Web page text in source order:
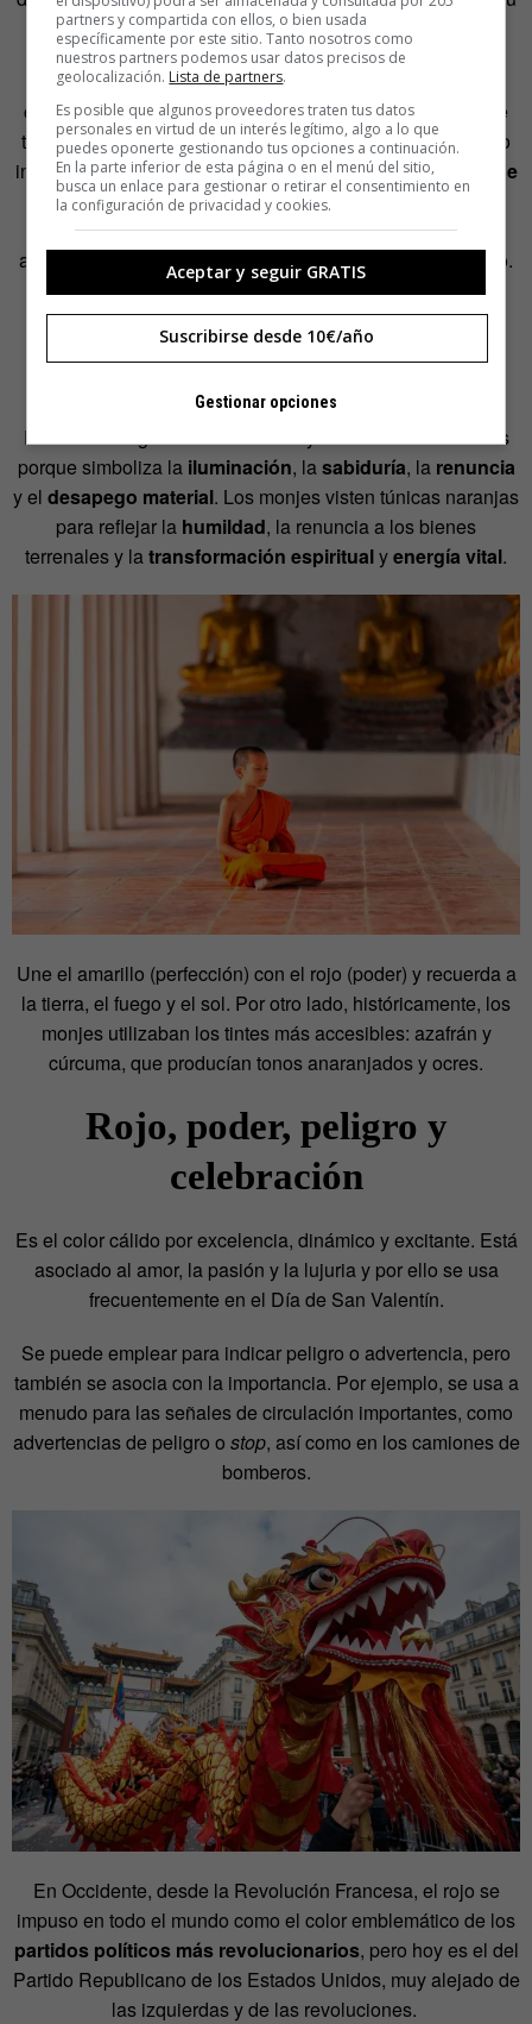
carga cultural es muyambivalente
Poro otro lado, el color amarillo es muy común en los
carteles depelículas independientesy de autor
, ya que
transmite sensación de bajos presupuestos, originalidad o
incluso locura. Y también en carteles declásicos o cine de
culto,buscando generar impacto visual y una estética
distintiva que capta la atención. Poco a poco, esta
asociación va calando en nuestro subconsciente colectivo.
Naranja, espiritualidad y
renuncia
Es el color sagrado delbudismoy elhinduismo. Esto es
porque simboliza la iluminación, lasabiduría, la renuncia
y el desapego material. Los monjes visten túnicas naranjas
para reflejar la humildad, la renuncia a los bienes
terrenales y latransformación espiritualyenergía vital.
Une el amarillo (perfección) con el rojo (poder) y recuerda a
la tierra, el fuego y el sol. Por otro lado, históricamente, los
monjes utilizaban los tintes más accesibles: azafrán y
cúrcuma, que producían tonos anaranjados y ocres.
Rojo, poder, peligro y
celebración
Es el color cálido por excelencia, dinámico y excitante. Está
asociado al amor, la pasión y la lujuria y por ello se usa
frecuentemente en el Día de San Valentín.
Se puede emplear para indicar peligro o advertencia, pero
también se asocia con la importancia. Por ejemplo, se usa a
menudo para las señales de circulación importantes, como
advertencias de peligro o stop, así como en los camiones de
bomberos.
En Occidente, desde la Revolución Francesa, el rojo se
impuso en todo el mundo como el color emblemático de los
partidos políticos más revolucionarios, pero hoy es el del
Partido Republicano de los Estados Unidos, muy alejado de
las izquierdas y de las revoluciones.
partners y compartida con ellos, o bien usada
específicamente por este sitio. Tanto nosotros como
nuestros partners podemos usar datos precisos de
geolocalización. Lista de partners.
Es posible que algunos proveedores traten tus datos
personales en virtud de un interés legítimo, algo a lo que
puedes oponerte gestionando tus opciones a continuación.
En la parte inferior de esta página o en el menú del sitio,
busca un enlace para gestionar o retirar el consentimiento en
la configuración de privacidad y cookies.
Aceptar y seguir GRATIS
Suscribirse desde 10€/año
Gestionar opciones